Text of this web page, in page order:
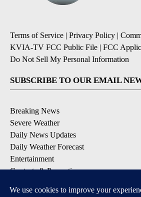
Terms of Service | Privacy Policy |
KVIA-TV FCC Public File | FCC
Do Not Sell My Personal Information
SUBSCRIBE TO OUR EMAIL
Breaking News
Severe Weather
Daily News Updates
Daily Weather Forecast
Entertainment
Contests & Promotions
DOWNLOAD OUR APPS